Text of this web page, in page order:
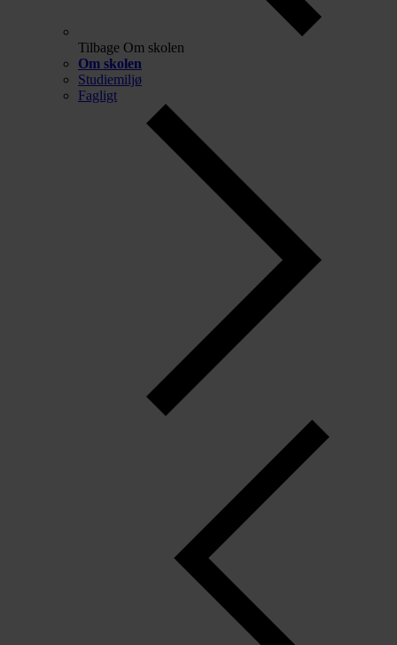
Tilbage Om skolen
Om skolen
Studiemiljø
Fagligt